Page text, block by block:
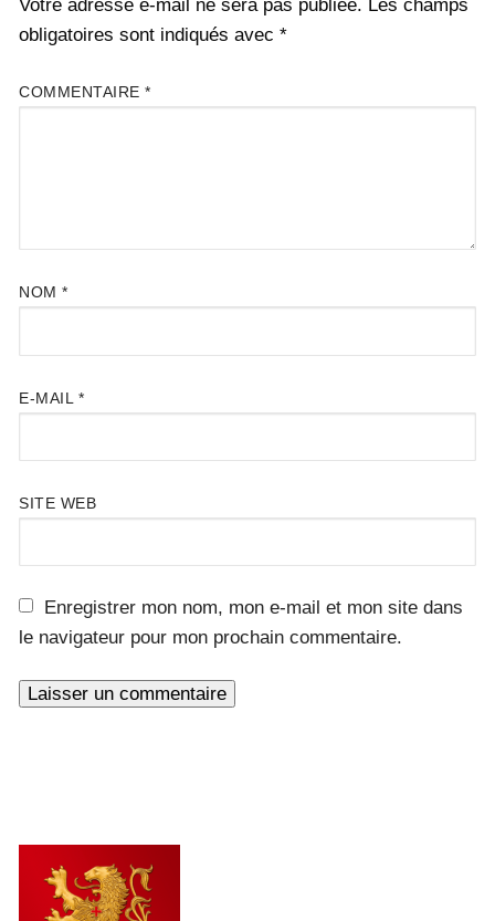
Votre adresse e-mail ne sera pas publiée. Les champs
obligatoires sont indiqués avec *
COMMENTAIRE *
NOM *
E-MAIL *
SITE WEB
Enregistrer mon nom, mon e-mail et mon site dans
le navigateur pour mon prochain commentaire.